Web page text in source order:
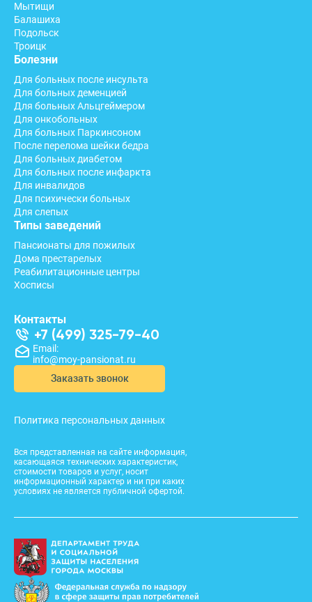
Вся представленная на сайте информация,
касающаяся технических характеристик,
стоимости товаров и услуг, носит
информационный характер и ни при каких
условиях не является публичной офертой.
Мытищи
Балашиха
Подольск
Троицк
Болезни
Для больных после инсульта
Для больных деменцией
Для больных Альцгеймером
Для онкобольных
Для больных Паркинсоном
После перелома шейки бедра
Для больных диабетом
Для больных после инфаркта
Для инвалидов
Для психически больных
Для слепых
Типы заведений
Пансионаты для пожилых
Дома престарелых
Реабилитационные центры
Хосписы
Контакты
+7 (499) 325-79-40
Email:
info@moy-pansionat.ru
Заказать звонок
Политика персональных данных